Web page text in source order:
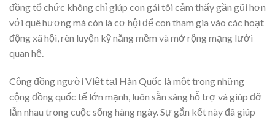
đồng tổ chức không chỉ giúp con gái tôi cảm thấy gần gũi hơn
với quê hương mà còn là cơ hội để con tham gia vào các hoạt
động xã hội, rèn luyện kỹ năng mềm và mở rộng mạng lưới
quan hệ.
Cộng đồng người Việt tại Hàn Quốc là một trong những
cộng đồng quốc tế lớn mạnh, luôn sẵn sàng hỗ trợ và giúp đỡ
lẫn nhau trong cuộc sống hàng ngày. Sự gắn kết này đã giúp